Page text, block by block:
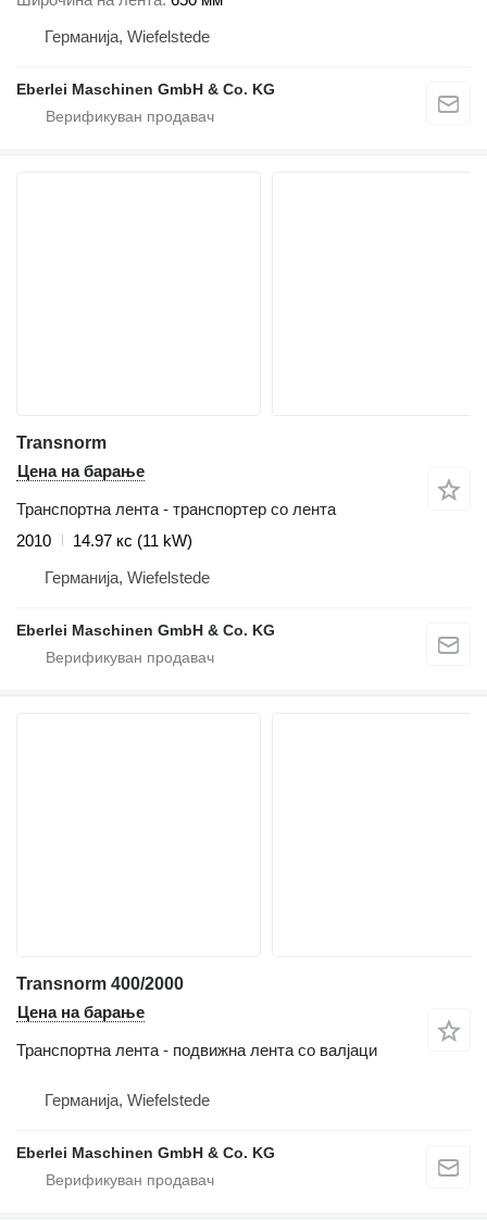
Германија, Wiefelstede
Eberlei Maschinen GmbH & Co. KG
Transnorm
Цена на барање
Транспортна лента - транспортер со лента
2010
14.97 кс (11 kW)
Германија, Wiefelstede
Eberlei Maschinen GmbH & Co. KG
Transnorm 400/2000
Цена на барање
Транспортна лента - подвижна лента со валјаци
Германија, Wiefelstede
Eberlei Maschinen GmbH & Co. KG